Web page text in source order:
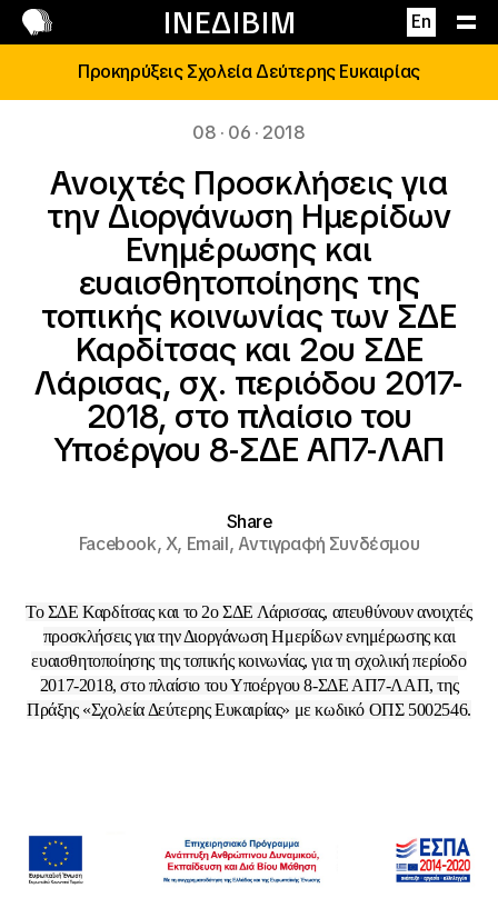
ΙΝΕΔΙΒΙΜ En
Επικοινωνία
Προκηρύξεις Σχολεία Δεύτερης Ευκαιρίας
08 · 06 · 2018
Ανοιχτές Προσκλήσεις για
την Διοργάνωση Ημερίδων
Ενημέρωσης και
ευαισθητοποίησης της
τοπικής κοινωνίας των ΣΔΕ
Καρδίτσας και 2ου ΣΔΕ
Λάρισας, σχ. περιόδου 2017-
2018, στο πλαίσιο του
Υποέργου 8-ΣΔΕ ΑΠ7-ΛΑΠ
Share
Facebook,X, Email,Αντιγραφή Συνδέσμου
Το ΣΔΕ Καρδίτσας και το 2ο ΣΔΕ Λάρισσας, απευθύνουν ανοιχτές
προσκλήσεις για την Διοργάνωση Ημερίδων ενημέρωσης και
ευαισθητοποίησης της τοπικής κοινωνίας, για τη σχολική περίοδο
2017-2018, στο πλαίσιο του Υποέργου 8-ΣΔΕ ΑΠ7-ΛΑΠ, της
Πράξης «Σχολεία Δεύτερης Ευκαιρίας» με κωδικό ΟΠΣ 5002546.